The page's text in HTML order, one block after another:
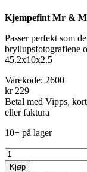
Kjempefint Mr &
Passer perfekt som
bryllupsfotografiene
45.2x10x2.5
Varekode: 2600
kr 229
Betal med Vipps,
eller faktura
10+ på lager
Kjøp